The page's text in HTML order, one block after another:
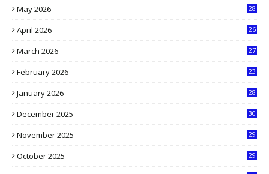
May 2026
28
April 2026
26
March 2026
27
February 2026
23
January 2026
28
December 2025
30
November 2025
29
October 2025
29